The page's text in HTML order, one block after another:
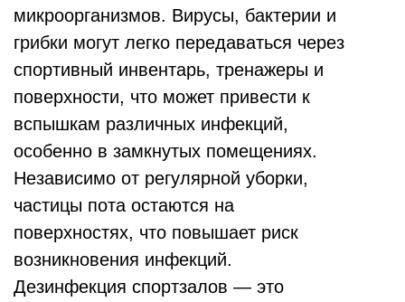
микроорганизмов. Вирусы, бактерии и
грибки могут легко передаваться через
спортивный инвентарь, тренажеры и
поверхности, что может привести к
вспышкам различных инфекций,
особенно в замкнутых помещениях.
Независимо от регулярной уборки,
частицы пота остаются на
поверхностях, что повышает риск
возникновения инфекций.
Дезинфекция спортзалов — это